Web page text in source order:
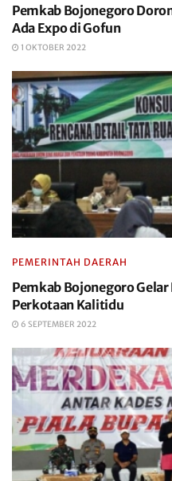
Pemkab Bojonegoro
Ada Expo di Gofun
1 OKTOBER 2022
PEMERINTAH DAERAH
Pemkab Bojonegoro Gelar
Perkotaan Kalitidu
6 SEPTEMBER 2022